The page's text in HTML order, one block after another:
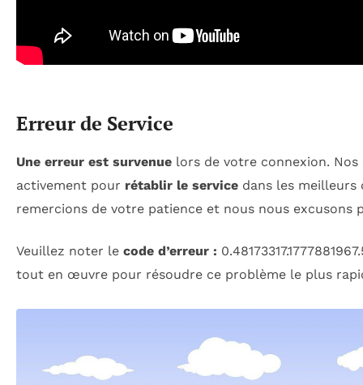
Erreur de Service
Une erreur est survenue lors de votre connexion.
activement pour rétablir le service dans les meilleurs
remercions de votre patience et nous nous excusons
Veuillez noter le code d’erreur :
tout en œuvre pour résoudre ce problème le plus